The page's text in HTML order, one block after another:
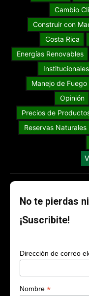
Cambio
Construir con
Costa Rica
Energías Renovables
Institucionales
Manejo de Fuego
Opinión
Precios de
Reservas Naturales
No te pierdas
¡Suscribite!
Dirección de correo
Nombre *